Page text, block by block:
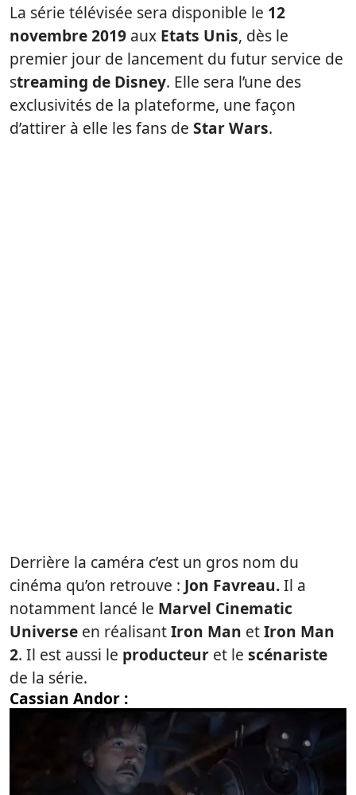
La série télévisée sera disponible le 12
novembre 2019 aux Etats Unis, dès le
premier jour de lancement du futur service de
streaming de Disney. Elle sera l’une des
exclusivités de la plateforme, une façon
d’attirer à elle les fans de Star Wars.
Derrière la caméra c’est un gros nom du
cinéma qu’on retrouve : Jon Favreau.Il a
notamment lancé le Marvel Cinematic
Universe en réalisantIron Man etIron Man
2. Il est aussi le producteur et le scénariste
de la série.
Cassian Andor :